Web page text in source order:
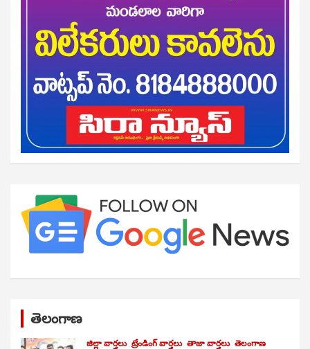
తెలంగాణ
జిల్లా వార్తలు ట్రేండింగ్ వార్తలు తాజా వార్తలు తెలంగాణ